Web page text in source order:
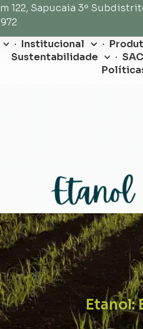
122, Sapucaia 3º
Institucional
Sustentabilidade
SAC
Etanol: